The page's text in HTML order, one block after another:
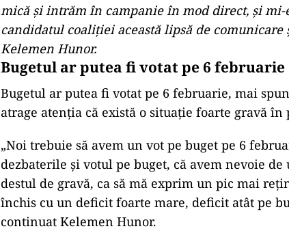
mică şi intrăm în campanie în mod direct, şi mi-
candidatul coaliţiei această lipsă de comunicare
Kelemen Hunor.
Bugetul ar putea fi votat pe 6 februarie
Bugetul ar putea fi votat pe 6 februarie, mai
atrage atenția că există o situație foarte gravă în
„Noi trebuie să avem un vot pe buget pe 6
dezbaterile şi votul pe buget, că avem nevoie
destul de gravă, ca să mă exprim un pic mai
închis cu un deficit foarte mare, deficit atât pe
continuat Kelemen Hunor.